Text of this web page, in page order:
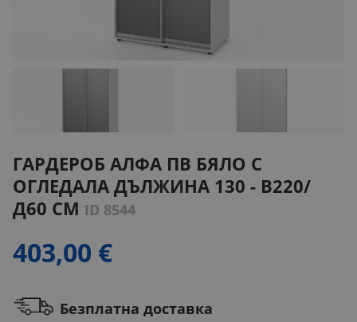
ГАРДЕРОБ АЛФА ПВ БЯЛО С
ОГЛЕДАЛА ДЪЛЖИНА 130 - В220/
Д60 СМ ID 8544
403,00 €
Безплатна доставка